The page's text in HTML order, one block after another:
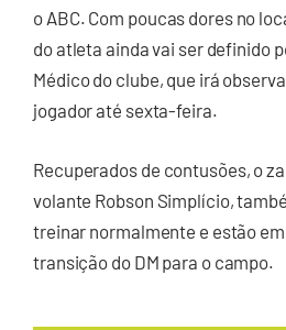
o ABC. Com poucas dores no
do atleta ainda vai ser definido
Médico do clube, que irá
jogador até sexta-feira.
Recuperados de contusões, o
volante Robson Simplício,
treinar normalmente e estão
transição do DM para o campo.